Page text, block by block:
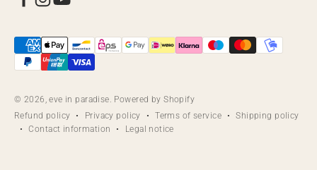
© 2026, eve in paradise. Powered by Shopify
Refund policy
Privacy policy Terms of service
Shipping policy
Contact information
Legal notice